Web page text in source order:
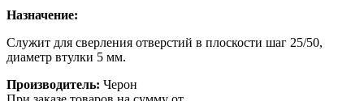
Назначение:
Служит для сверления отверстий в плоскости шаг 25/50,
диаметр втулки 5 мм.
Производитель: Черон